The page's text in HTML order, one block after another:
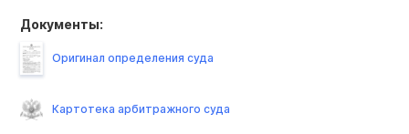
Документы:
Оригинал определения суда
Картотека арбитражного суда